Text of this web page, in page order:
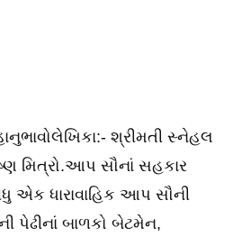
શ્રીમતી સ્નેહલ
મિત્રો.આપ સૌનાં સહકાર
એક ધારાવાહિક આપ સૌની
બાળકો બેટમેન,